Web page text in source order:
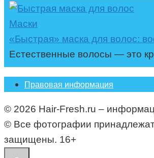
Маски
«Быстрая» маска для волос:
Естественные волосы — это
Правовая информация
© 2026 Hair-Fresh.ru –
© Все фотографии
защищены. 16+